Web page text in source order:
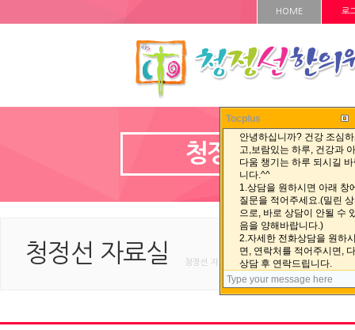
HOME 로
청정선 자료실
청정선 자료실 청정선 자료실 < 청정선 자료실 < HOME
Tocplus